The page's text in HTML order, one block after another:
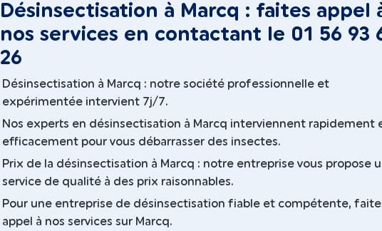
Désinsectisation à Marcq : faites appel
nos services en contactant le 01 56 93
26
Désinsectisation à Marcq : notre société professionnelle et
expérimentée intervient 7j/7.
Nos experts en désinsectisation à Marcq interviennent rapidement
efficacement pour vous débarrasser des insectes.
Prix de la désinsectisation à Marcq : notre entreprise vous propose
service de qualité à des prix raisonnables.
Pour une entreprise de désinsectisation fiable et compétente,
appel à nos services sur Marcq.